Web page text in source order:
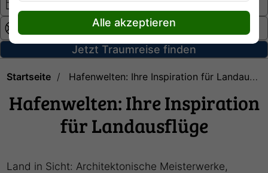
Jetzt Traumreise finden
Startseite Hafenwelten: Ihre Inspiration für Landausflüge
Hafenwelten: Ihre Inspiration
für Landausflüge
Land in Sicht: Architektonische Meisterwerke,
Alle akzeptieren